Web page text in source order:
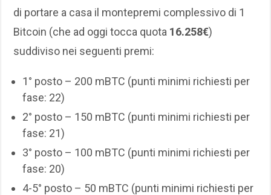
di portare a casa il montepremi complessivo di 1
Bitcoin (che ad oggi tocca quota 16.258€)
suddiviso nei seguenti premi:
1° posto – 200 mBTC (punti minimi richiesti per
fase: 22)
2° posto – 150 mBTC (punti minimi richiesti per
fase: 21)
3° posto – 100 mBTC (punti minimi richiesti per
fase: 20)
4-5° posto – 50 mBTC (punti minimi richiesti per